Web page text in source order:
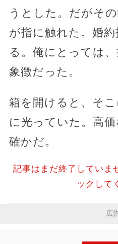
うとした。だがそ
が指に触れた。婚
る。俺にとっては
象徴だった。
箱を開けると、そ
に光っていた。高
確かだ。
記事はまだ終了していま
ックして
広